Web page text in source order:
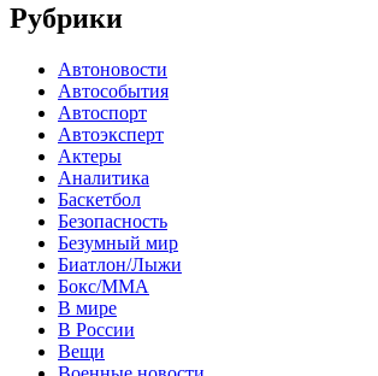
Рубрики
Автоновости
Автособытия
Автоспорт
Автоэксперт
Актеры
Аналитика
Баскетбол
Безопасность
Безумный мир
Биатлон/Лыжи
Бокс/MMA
В мире
В России
Вещи